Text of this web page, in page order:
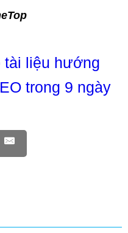
tài liệu hướng
trong 9 ngày